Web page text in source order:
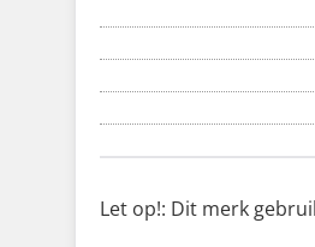
Let op!: Dit merk